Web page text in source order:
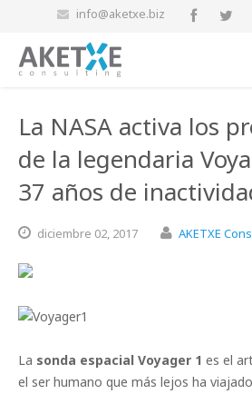
info@aketxe.biz
La NASA activa los
de la legendaria
37 años de
diciembre 02, 2017 AKETXE
La sonda espacial Voyager 1 es el
el ser humano que más lejos ha